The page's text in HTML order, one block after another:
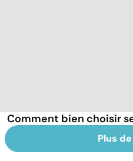
Comment bien choisir
Plus